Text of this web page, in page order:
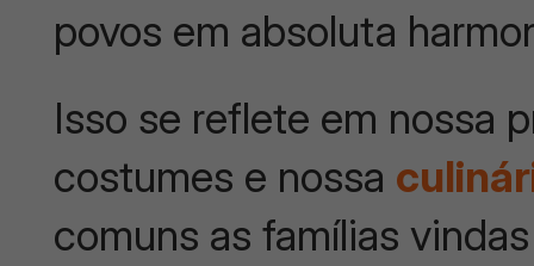
povos em absoluta
Isso se reflete em nossa
costumes e nossa
comuns as famílias